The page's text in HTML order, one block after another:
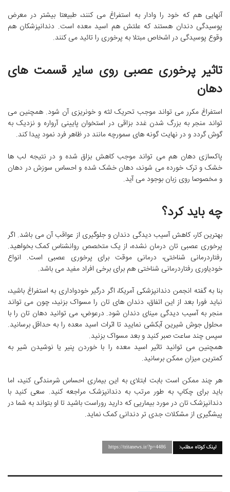
آنهایی هم که خود را وادار به استفراغ می کنند، طبیعتا بیشتر در معرض
پوسیدگی دندان هستند که علتش هم اسید معده است. دندانپزشکان هم
وقوع پوسیدگی در اشخاص مبتلا به پرخوری را تائید می کنند.
تاثیر پرخوری عصبی روی سایر قسمت های
دهان
استفراغ مکرر می تواند موجب تحریک لثه و خونریزی آن شود. همچنین می
تواند منجر به بزرگ شدن غدد بزاقی در استخوان پایینی آرواره و نزدیک به
گوش گردد و در نهایت گونه های سمورچه مانند در ظاهر فرد نمود پیدا کند.
پاکسازی دهان هم می تواند موجب کاهش بزاق شده و در نتیجه لب ها
خشک و ترک خورده می شوند، دهان خشک شده و احساس سوزش در دهان
و مخصوصا روی زبان بوجود می آید.
چه باید کرد؟
بهترین کار، کاهش آسیب دیدگی دندان و جلوگیری از عواقب آن می باشد. اگر
پرخوری عصبی تان درمان نشده، از یک متخصص روانشناس کمک بخواهید.
رفتاردرمانی شناختی، درمانی موقت برای پرخوری عصبی است. انواع
خودیاوری رفتاردرمانی شناختی هم برای برخی افراد مفید می باشد.
بنا به گفته انجمن دندانپزشکی آمریکا، اگر درگیر خودواداری به استفراغ باشید،
نباید فورا بعد از این اتفاق، دندان های تان را مسواک بزنید، چون می تواند
منجر به آسیب دیدگی مینای دندان شود. درعوض، می توانید دهان تان را با
محلول جوش شیرین آبکشی نمایید تا اثرات اسید معده را به حداقل برسانید.
سپس چند ساعت صبر کنید و بعد مسواک بزنید.
همچنین می توانید تاثیر اسید معده را با خوردن پنیر یا نوشیدن شیر به
کمترین میزان ممکن برسانید.
هر چند ممکن است بابت ابتلای به این بیماری احساس شرمندگی کنید، اما
باید برای چکاپ به طور مرتب به دندانپزشک مراجعه کنید. سعی کنید با
دندانپزشک تان در مورد بیماریی که دارید روراست باشید تا او بتواند به شما در
پیشگیری از مشکلات جدی تر دندانی کمک نماید.
لینک کوتاه مطلب: https://tritanews.ir/?p=4486